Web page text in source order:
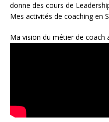
donne des cours de
Mes activités de coaching en
Ma vision du métier de coach